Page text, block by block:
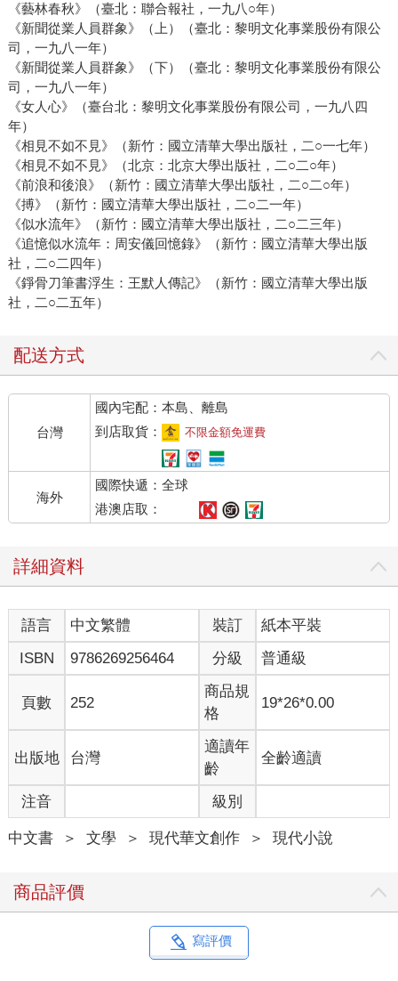
《藝林春秋》（臺北：聯合報社，一九八○年）
《新聞從業人員群象》（上）（臺北：黎明文化事業股份有限公
司，一九八一年）
《新聞從業人員群象》（下）（臺北：黎明文化事業股份有限公
司，一九八一年）
《女人心》（臺台北：黎明文化事業股份有限公司，一九八四
年）
《相見不如不見》（新竹：國立清華大學出版社，二○一七年）
《相見不如不見》（北京：北京大學出版社，二○二○年）
《前浪和後浪》（新竹：國立清華大學出版社，二○二○年）
《搏》（新竹：國立清華大學出版社，二○二一年）
《似水流年》（新竹：國立清華大學出版社，二○二三年）
《追憶似水流年：周安儀回憶錄》（新竹：國立清華大學出版
社，二○二四年）
《錚骨刀筆書浮生：王默人傳記》（新竹：國立清華大學出版
社，二○二五年）
配送方式
台灣
國內宅配：本島、離島
到店取貨：
不限金額免運費
海外
國際快遞：全球
港澳店取：
詳細資料
語言 中文繁體 裝訂
紙本平裝
ISBN
9786269256464 分級 普通級
頁數 252
商品規
格
19*26*0.00
出版地 台灣
適讀年
齡
全齡適讀
注音 級別
中文書 ＞ 文學 ＞ 現代華文創作 ＞ 現代小說
商品評價
寫評價